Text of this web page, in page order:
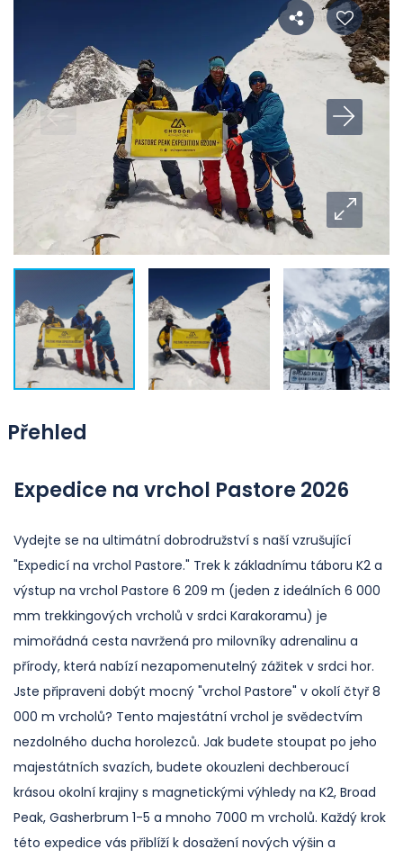
Přehled
Expedice na vrchol Pastore 2026
Vydejte se na ultimátní dobrodružství s naší vzrušující
"Expedicí na vrchol Pastore." Trek k základnímu táboru K2 a
výstup na vrchol Pastore 6 209 m (jeden z ideálních 6 000
mm trekkingových vrcholů v srdci Karakoramu) je
mimořádná cesta navržená pro milovníky adrenalinu a
přírody, která nabízí nezapomenutelný zážitek v srdci hor.
Jste připraveni dobýt mocný "vrchol Pastore" v okolí čtyř 8
000 m vrcholů? Tento majestátní vrchol je svědectvím
nezdolného ducha horolezců. Jak budete stoupat po jeho
majestátních svazích, budete okouzleni dechberoucí
krásou okolní krajiny s magnetickými výhledy na K2, Broad
Peak, Gasherbrum 1-5 a mnoho 7000 m vrcholů. Každý krok
této expedice vás přiblíží k dosažení nových výšin a